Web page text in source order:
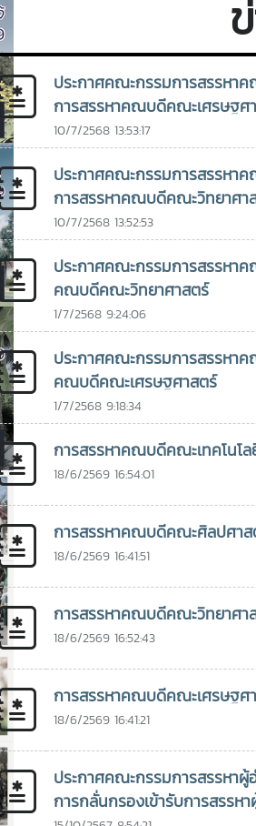
ศาสตราจารย์ ดร.พิมพ์ชนก สังข์
แก้ว ประธานสภาพนักงาน และผู้
ช่วยศาสตราจารย์ ดร.ปรีดา ศรีนฤ
วรรณ ผู้ช่วยอธิการบดี ปฏิบัติ
หน้าที่เลขานุการคณะกรรมการฯ
โดยมีผู้อำนวยการกองเลขานุการ
สภามหาวิทยาลัย และหัวหน้างาน
สรรหา ติดตามและประเมินผล
ปฏิบัติหน้าที่ผู้ช่วยเลขานุการ การ
ประชุม ดังกล่าวจัดขึ้นเพื่อดำเนิน
การติดตามและประเมินผลการ
ปฏิบัติหน้าที่ของหัวหน้าส่วนงาน
ตามกรอบและหลักเกณฑ์ที่
มหาวิทยาลัยกำหนด เพื่อให้การ
บริหารงานของส่วนงานต่าง ๆ
เป็นไปอย่างมีประสิทธิภาพ โปร่งใส
และบรรลุเป้าหมายตามนโยบาย
ของมหาวิทยาลัย
สภามหาวิทยาลัย ชั้น 5
อาคารสำนักงาน
มหาวิทยาลัย 2
มหาวิทยาลัยแม่โจ้ และ
จัดประชุมออนไลน์ผ่าน
ระบบ ZOOM MEETING
มหาวิทยาลัย
ประธานในพิ
ศาสตราจารย์
ดร.เกรียงศัก
ยวง เลขานุก
รายงาน มีคณ
กรรมการสภา
มหาวิทยาลัย
ดร.วีระพล ท
อธิการบดี พ
รองอธิการบดี
หน้าที่ เข้าร่ว
จำนวน 100
Convention
โรงแรมวินท
นโยบาย มีบท
การพัฒนามห
การกำกับติดต
ดำเนินงาน แล
เพื่อการขับเ
มหาวิทยาลัยไ
คาดหวังของ
จัดโครงการ
ด้านนโยบาย
ประกาศคณะกรรมการสรรหา
การสรรหาคณบดีคณะเศรษฐศ
10/7/2568 13:53:17
ประกาศคณะกรรมการสรรหา
การสรรหาคณบดีคณะวิทยาศา
10/7/2568 13:52:53
ประกาศคณะกรรมการสรรหา
คณบดีคณะวิทยาศาสตร์
1/7/2568 9:24:06
ประกาศคณะกรรมการสรรหา
คณบดีคณะเศรษฐศาสตร์
1/7/2568 9:18:34
การสรรหาคณบดีคณะเทคโนโ
18/6/2569 16:54:01
การสรรหาคณบดีคณะศิลปศาส
18/6/2569 16:41:51
การสรรหาคณบดีคณะวิทยาศา
18/6/2569 16:52:43
การสรรหาคณบดีคณะเศรษฐศ
18/6/2569 16:41:21
ประกาศคณะกรรมการสรรหา
การกลั่นกรองเข้ารับการสรรห